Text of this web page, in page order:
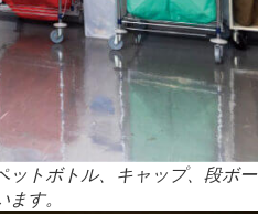
トボトル、キャップ、段ボー
す。